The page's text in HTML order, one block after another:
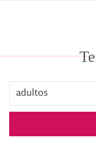
Skip to main